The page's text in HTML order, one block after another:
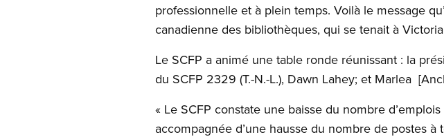
professionnelle et à plein temps. Voilà le message
canadienne des bibliothèques, qui se tenait à Victoria
Le SCFP a animé une table ronde réunissant : la
du SCFP 2329 (T.-N.-L.), Dawn Lahey; et Marlea
« Le SCFP constate une baisse du nombre
accompagnée d’une hausse du nombre de postes